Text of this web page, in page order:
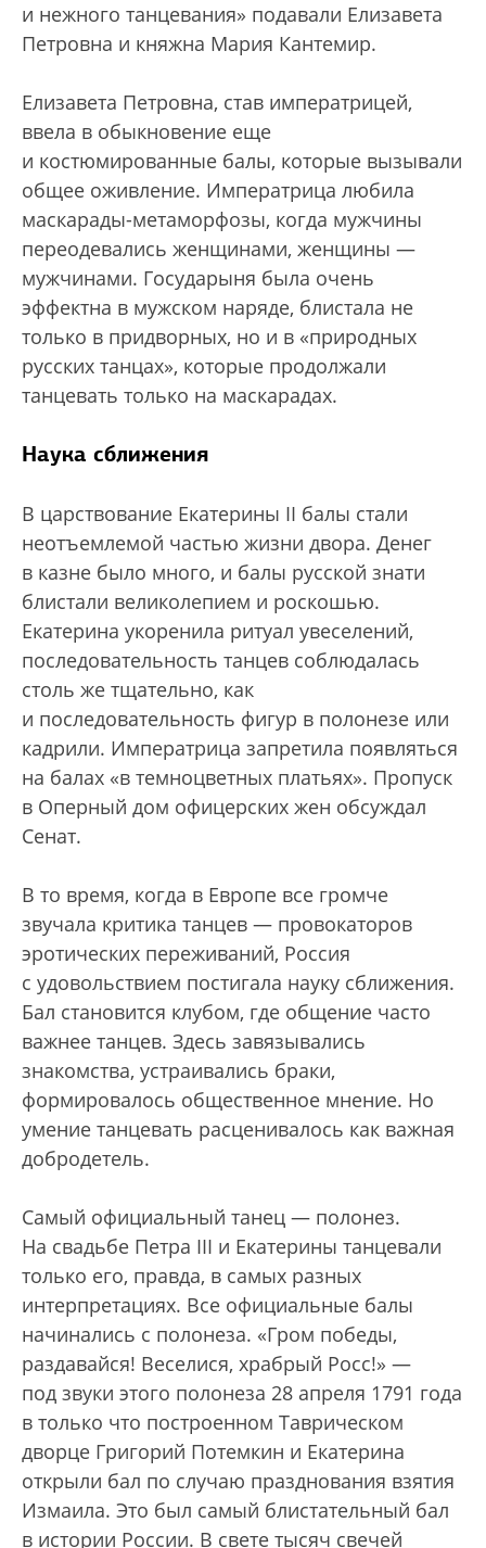
и нежного танцевания» подавали Елизавета
Петровна и княжна Мария Кантемир.
Елизавета Петровна, став императрицей,
ввела в обыкновение еще
и костюмированные балы, которые вызывали
общее оживление. Императрица любила
маскарады-метаморфозы, когда мужчины
переодевались женщинами, женщины —
мужчинами. Государыня была очень
эффектна в мужском наряде, блистала не
только в придворных, но и в «природных
русских танцах», которые продолжали
танцевать только на маскарадах.
Наука сближения
В царствование Екатерины II балы стали
неотъемлемой частью жизни двора. Денег
в казне было много, и балы русской знати
блистали великолепием и роскошью.
Екатерина укоренила ритуал увеселений,
последовательность танцев соблюдалась
столь же тщательно, как
и последовательность фигур в полонезе или
кадрили. Императрица запретила появляться
на балах «в темноцветных платьях». Пропуск
в Оперный дом офицерских жен обсуждал
Сенат.
В то время, когда в Европе все громче
звучала критика танцев — провокаторов
эротических переживаний, Россия
с удовольствием постигала науку сближения.
Бал становится клубом, где общение часто
важнее танцев. Здесь завязывались
знакомства, устраивались браки,
формировалось общественное мнение. Но
умение танцевать расценивалось как важная
добродетель.
Самый официальный танец — полонез.
На свадьбе Петра III и Екатерины танцевали
только его, правда, в самых разных
интерпретациях. Все официальные балы
начинались с полонеза. «Гром победы,
раздавайся! Веселися, храбрый Росс!» —
под звуки этого полонеза 28 апреля 1791 года
в только что построенном Таврическом
дворце Григорий Потемкин и Екатерина
открыли бал по случаю празднования взятия
Измаила. Это был самый блистательный бал
в истории России. В свете тысяч свечей